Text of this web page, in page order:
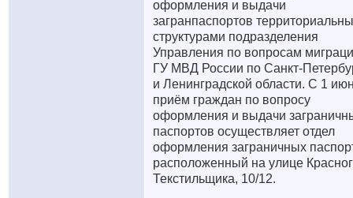
оформления и выдачи
загранпаспортов
структурами подразделения
Управления по вопросам
ГУ МВД России по Санкт-
и Ленинградской области. С 1
приём граждан по вопросу
оформления и выдачи
паспортов осуществляет отдел
оформления заграничных
расположенный на улице
Текстильщика, 10/12.